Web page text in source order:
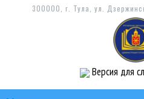
300000, г. Тула, ул.
Версия для